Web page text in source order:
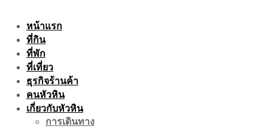
หน้าแรก
ที่กิน
ที่พัก
ที่เที่ยว
ธุรกิจร้านค้า
คนหัวหิน
เกี่ยวกับหัวหิน
การเดินทาง